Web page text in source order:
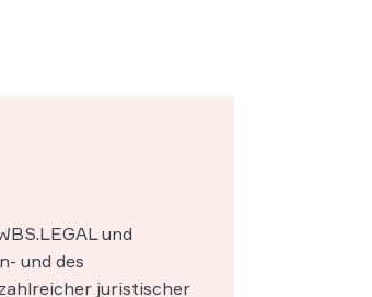
und
und des
juristischer